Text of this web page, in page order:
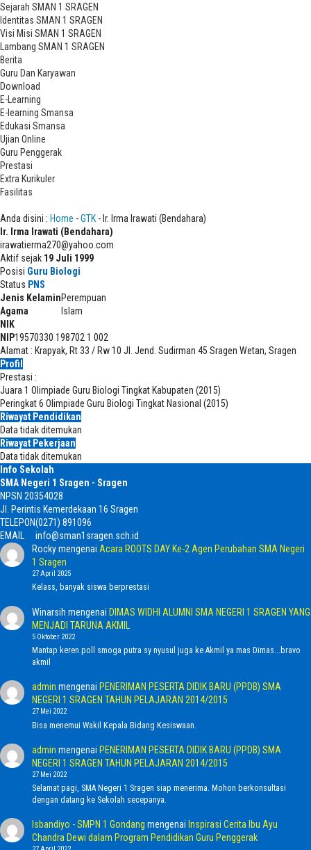
Sejarah SMAN 1 SRAGEN
Identitas SMAN 1 SRAGEN
Visi Misi SMAN 1 SRAGEN
Lambang SMAN 1 SRAGEN
Berita
Guru Dan Karyawan
Download
E-Learning
E-learning Smansa
Edukasi Smansa
Ujian Online
Guru Penggerak
Prestasi
Extra Kurikuler
Fasilitas
Anda disini : Home -GTK - Ir. Irma Irawati (Bendahara)
Ir. Irma Irawati (Bendahara)
irawatierma270@yahoo.com
Aktif sejak 19 Juli 1999
Posisi Guru Biologi
Status PNS
Jenis KelaminPerempuan
Agama
Islam
NIK
NIP19570330 198702 1 002
Alamat : Krapyak, Rt 33 / Rw 10 Jl. Jend. Sudirman 45 Sragen Wetan, Sragen
Profil
Prestasi :
Juara 1 Olimpiade Guru Biologi Tingkat Kabupaten (2015)
Peringkat 6 Olimpiade Guru Biologi Tingkat Nasional (2015)
Riwayat Pendidikan
Data tidak ditemukan
Riwayat Pekerjaan
Data tidak ditemukan
Info Sekolah
SMA Negeri 1 Sragen - Sragen
NPSN 20354028
Jl. Perintis Kemerdekaan 16 Sragen
TELEPON(0271) 891096
EMAIL
info@sman1sragen.sch.id
Rockymengenai Acara ROOTS DAY Ke-2 Agen Perubahan SMA Negeri
1 Sragen
27 April 2025
Kelass, banyak siswa berprestasi
Winarsih mengenai DIMAS WIDHI ALUMNI SMA NEGERI 1 SRAGEN YANG
MENJADI TARUNA AKMIL
5 Oktober 2022
Mantap keren poll smoga putra sy nyusul juga ke Akmil ya mas Dimas...bravo
akmil
admin mengenai PENERIMAN PESERTA DIDIK BARU (PPDB) SMA
NEGERI 1 SRAGEN TAHUN PELAJARAN 2014/2015
27 Mei 2022
Bisa menemui Wakil Kepala Bidang Kesiswaan.
admin mengenai PENERIMAN PESERTA DIDIK BARU (PPDB) SMA
NEGERI 1 SRAGEN TAHUN PELAJARAN 2014/2015
27 Mei 2022
Selamat pagi, SMA Negeri 1 Sragen siap menerima. Mohon berkonsultasi
dengan datang ke Sekolah secepanya.
Isbandiyo - SMPN 1 Gondang mengenai Inspirasi Cerita Ibu Ayu
Chandra Dewi dalam Program Pendidikan Guru Penggerak